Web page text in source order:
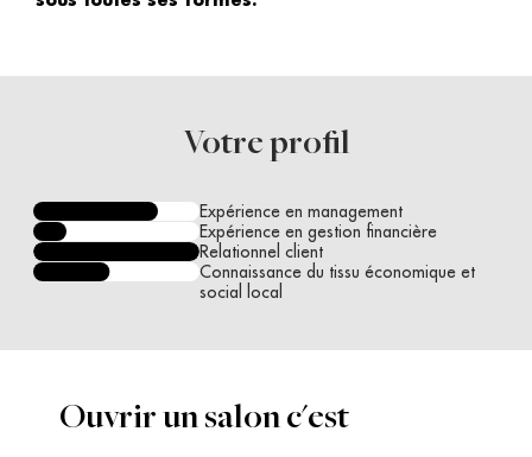
Votre profil
Expérience en management
Expérience en gestion financière
Relationnel client
Connaissance du tissu économique et
social local
Ouvrir un salon c'est